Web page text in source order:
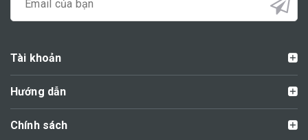
Tài khoản
Hướng dẫn
Chính sách